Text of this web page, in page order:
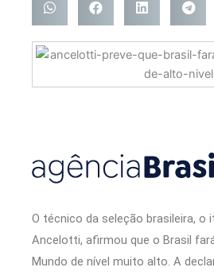
O técnico da seleção brasileira, o
Ancelotti, afirmou que o Brasil
Mundo de nível muito alto. A